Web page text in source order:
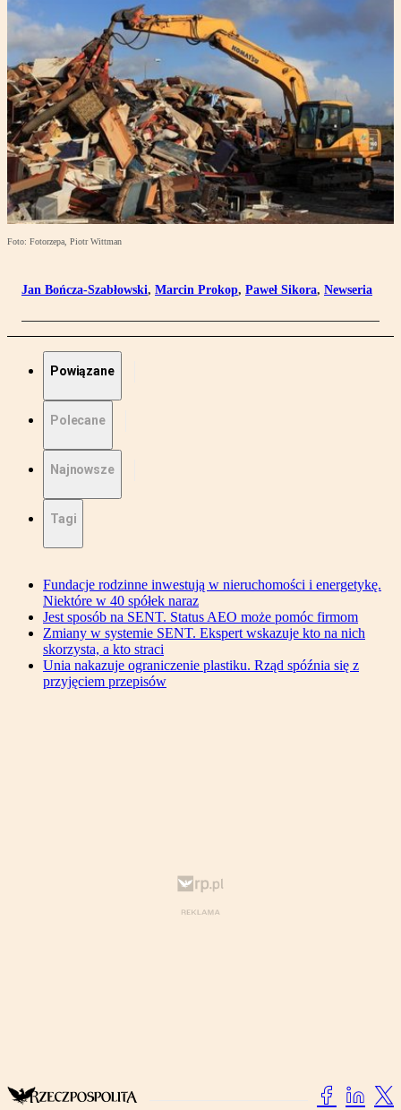
Foto: Fotorzepa, Piotr Wittman
Jan Bończa-Szabłowski, Marcin Prokop, Paweł Sikora, Newseria
Powiązane
Polecane
Najnowsze
Tagi
Fundacje rodzinne inwestują w nieruchomości i energetykę.
Niektóre w 40 spółek naraz
Jest sposób na SENT. Status AEO może pomóc firmom
Zmiany w systemie SENT. Ekspert wskazuje kto na nich
skorzysta, a kto straci
Unia nakazuje ograniczenie plastiku. Rząd spóźnia się z
przyjęciem przepisów